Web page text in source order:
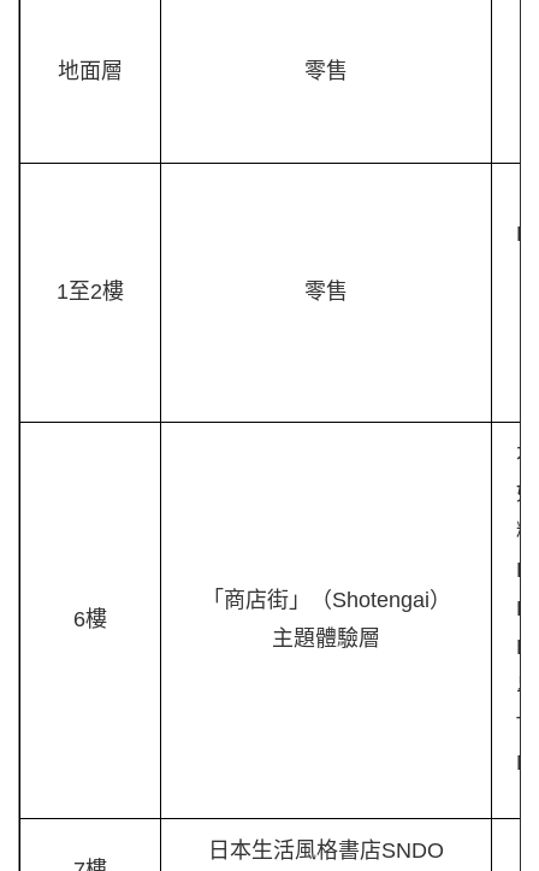
地面層 零售
1至2樓 零售
6樓
「商店街」（Shotengai）
主題體驗層
日本生活風格書店SNDO